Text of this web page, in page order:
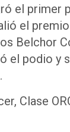
el primer
el
Belchor
el podio y
Clase